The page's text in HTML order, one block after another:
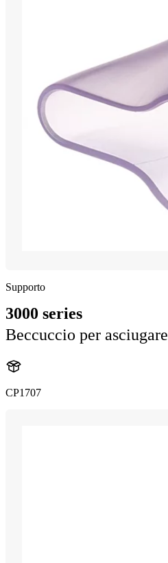
Supporto
3000 series
Beccuccio per asciugare
CP1707